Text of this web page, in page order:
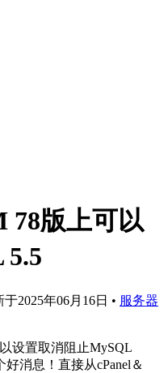
78版上可以
5.5
于2025年06月16日 • 服务器
设置取消阻止MySQL
消息！直接从cPanel＆